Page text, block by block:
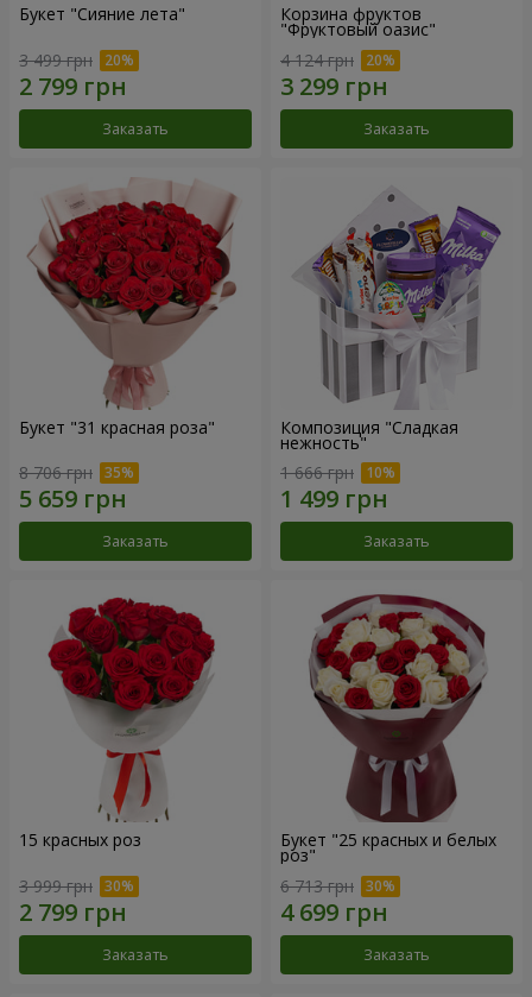
Букет "Сияние лета"
3 499 грн
Заказать
Корзина фруктов
"Фруктовый оазис"
4 124 грн
Заказать
Букет "31 красная роза"
8 706 грн
Заказать
Композиция "Сладкая
нежность"
1 666 грн
Заказать
15 красных роз
3 999 грн
Заказать
Букет "25 красных и белых
роз"
6 713 грн
Заказать